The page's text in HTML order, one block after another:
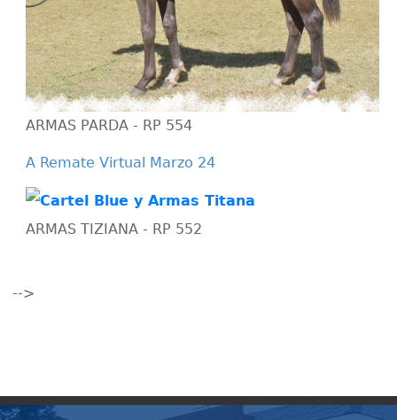
ARMAS PARDA - RP 554
A Remate Virtual Marzo 24
ARMAS TIZIANA - RP 552
-->